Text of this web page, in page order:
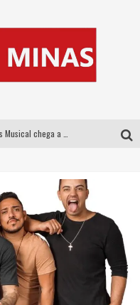
No clima do Hexa: “Passinho do Brasil”, da DJ Danny Albuquerque, é a música que embala a torcida brasileira na Copa do Mundo 2026
Yan traz a turnê nacional do PagodYANdo para Belo Horizonte